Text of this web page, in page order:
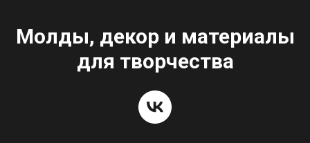
Молды, декор и материалы
для творчества